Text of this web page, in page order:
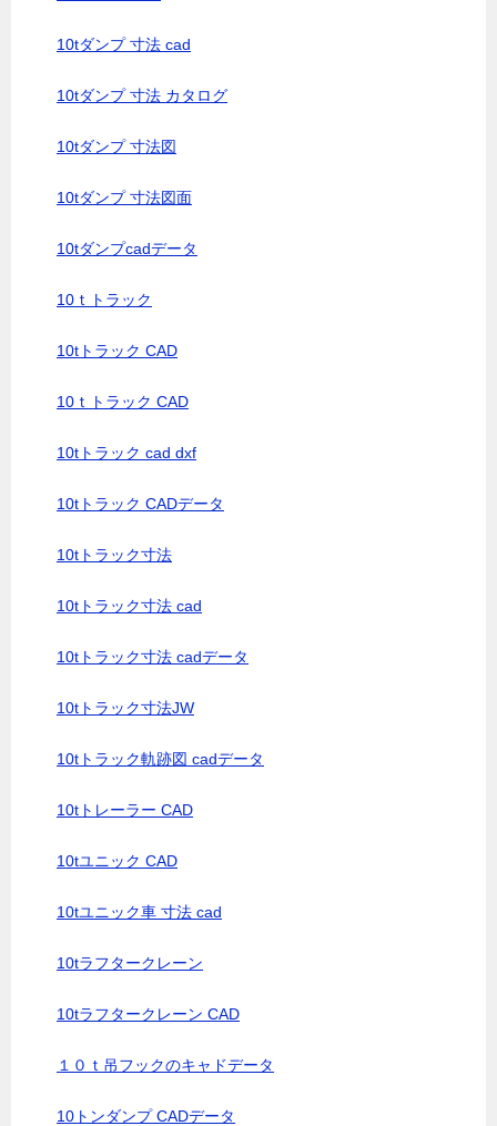
10tダンプ 寸法 cad
10tダンプ 寸法 カタログ
10tダンプ 寸法図
10tダンプ 寸法図面
10tダンプcadデータ
10ｔトラック
10tトラック CAD
10ｔトラック CAD
10tトラック cad dxf
10tトラック CADデータ
10tトラック寸法
10tトラック寸法 cad
10tトラック寸法 cadデータ
10tトラック寸法JW
10tトラック軌跡図 cadデータ
10tトレーラー CAD
10tユニック CAD
10tユニック車 寸法 cad
10tラフタークレーン
10tラフタークレーン CAD
１０ｔ吊フックのキャドデータ
10トンダンプ CADデータ